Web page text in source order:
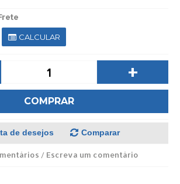
CALCULAR
+
COMPRAR
de desejos Comparar
/ Escreva um comentário